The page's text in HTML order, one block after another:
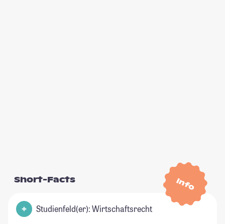
Info
Short-Facts
Studienfeld(er): Wirtschaftsrecht